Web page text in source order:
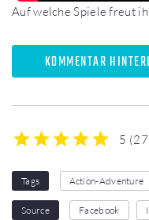
Auf welche Spiele freut
KOMMENTAR
5 (
Tags Action-Adventure
Source Facebook